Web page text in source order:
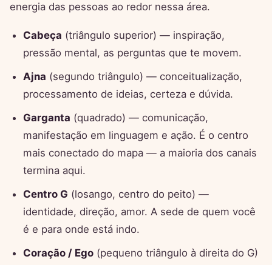
energia das pessoas ao redor nessa área.
Cabeça (triângulo superior) — inspiração,
pressão mental, as perguntas que te movem.
Ajna (segundo triângulo) — conceitualização,
processamento de ideias, certeza e dúvida.
Garganta (quadrado) — comunicação,
manifestação em linguagem e ação. É o centro
mais conectado do mapa — a maioria dos canais
termina aqui.
Centro G (losango, centro do peito) —
identidade, direção, amor. A sede de quem você
é e para onde está indo.
Coração / Ego (pequeno triângulo à direita do G)